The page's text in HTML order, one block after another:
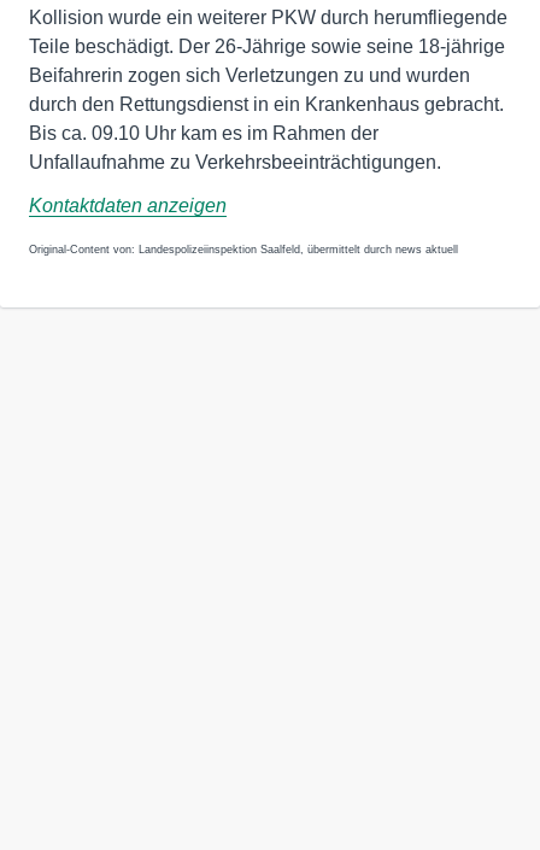
Kollision wurde ein weiterer PKW durch herumfliegende
Teile beschädigt. Der 26-Jährige sowie seine 18-jährige
Beifahrerin zogen sich Verletzungen zu und wurden
durch den Rettungsdienst in ein Krankenhaus gebracht.
Bis ca. 09.10 Uhr kam es im Rahmen der
Unfallaufnahme zu Verkehrsbeeinträchtigungen.
Kontaktdaten anzeigen
Original-Content von: Landespolizeiinspektion Saalfeld, übermittelt durch news aktuell